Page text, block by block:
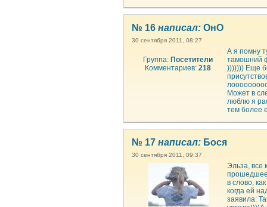
№ 16 написал: ОнО
30 сентября 2011, 08:27
Группа: Посетители
Комментариев:218
А я помну
тамошний
))))))) Еще
Может в
люблю я
тем более
№ 17 написал: Бося
30 сентября 2011, 09:37
Эльза, все
прошедшее
в слово,
когда ей
заявила: